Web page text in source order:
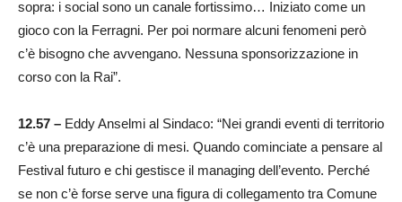
sopra: i social sono un canale fortissimo… Iniziato come un
gioco con la Ferragni. Per poi normare alcuni fenomeni però
c’è bisogno che avvengano. Nessuna sponsorizzazione in
corso con la Rai”.
12.57 – Eddy Anselmi al Sindaco: “Nei grandi eventi di territorio
c’è una preparazione di mesi. Quando cominciate a pensare al
Festival futuro e chi gestisce il managing dell’evento. Perché
se non c’è forse serve una figura di collegamento tra Comune